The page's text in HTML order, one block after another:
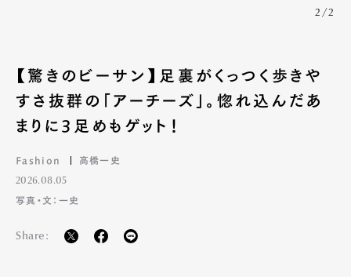
2/2
【驚きのビーサン】足裏がくっつく歩きや
すさ抜群の「アーチーズ」。惚れ込んだあ
まりに3足めもゲット！
Fashion 高橋一史
2026.08.05
写真・文：一史
Share: